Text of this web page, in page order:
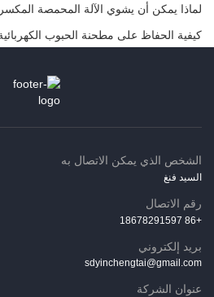
لماذا يمكن أن يشوي الآلة المحمصة
كيفية الحفاظ على مطحنة الحبوب
الشخص الذي يمكن الاتصال به
السيد فنغ
رقم الاتصال
+86 18678291597
بريد إلكتروني
sdyinchengtai@gmail.com
عنوان الشركة